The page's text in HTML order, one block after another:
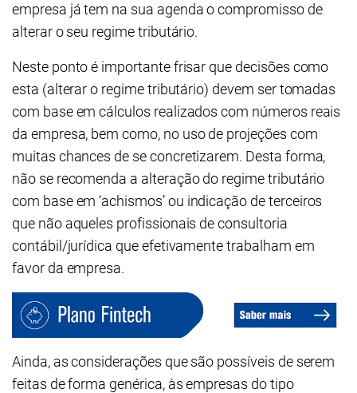
empresa já tem na sua agenda o compromisso de
alterar o seu regime tributário.
Neste ponto é importante frisar que decisões como
esta (alterar o regime tributário) devem ser tomadas
com base em cálculos realizados com números reais
da empresa, bem como, no uso de projeções com
muitas chances de se concretizarem. Desta forma,
não se recomenda a alteração do regime tributário
com base em ‘achismos’ ou indicação de terceiros
que não aqueles profissionais de consultoria
contábil/jurídica que efetivamente trabalham em
favor da empresa.
Ainda, as considerações que são possíveis de serem
feitas de forma genérica, às empresas do tipo